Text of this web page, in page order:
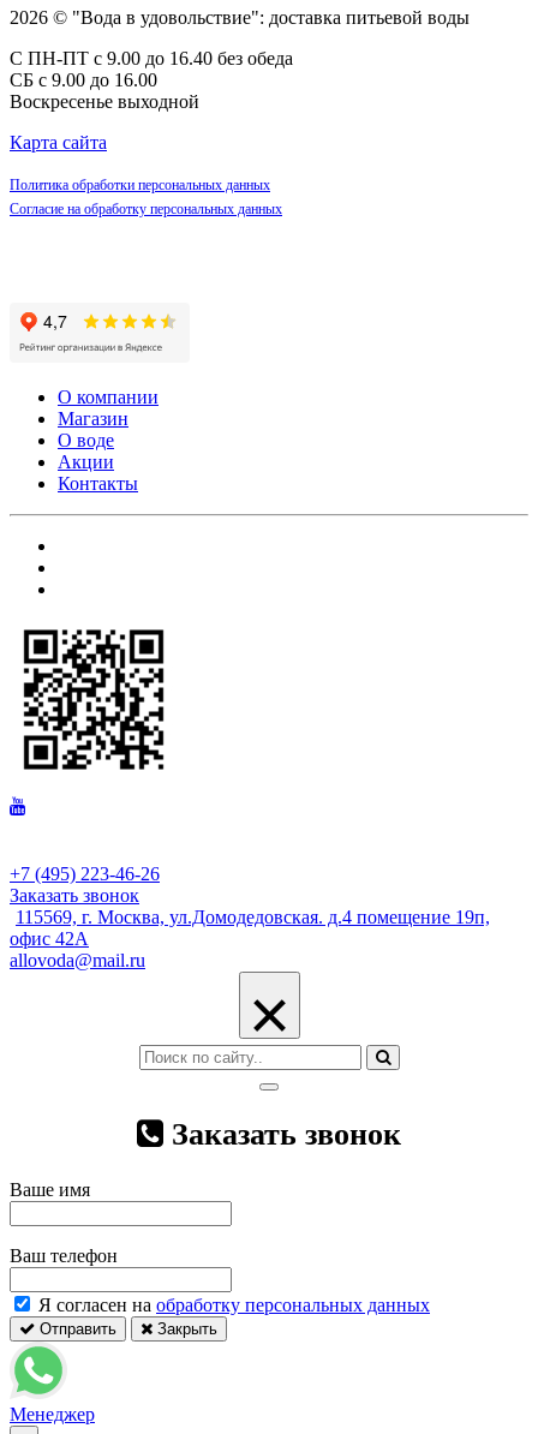
2026 © "Вода в удовольствие": доставка питьевой воды
С ПН-ПТ с 9.00 до 16.40 без обеда
СБ с 9.00 до 16.00
Воскресенье выходной
Карта сайта
Политика обработки персональных данных
Согласие на обработку персональных данных
О компании
Магазин
О воде
Акции
Контакты
+7 (495) 223-46-26
Заказать звонок
115569, г. Москва, ул.Домодедовская. д.4 помещение 19п,
офис 42А
allovoda@mail.ru
×
Заказать звонок
Ваше имя
Ваш телефон
Я согласен на обработку персональных данных
Отправить Закрыть
Менеджер